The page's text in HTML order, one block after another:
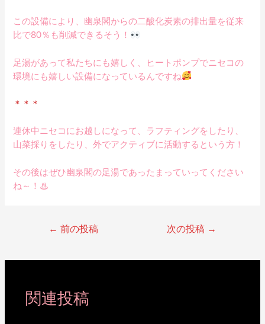
この設備により、幽泉閣からの二酸化炭素の排出量を従来
比で80％も削減できるそう！
足湯があって私たちにも嬉しく、ヒートポンプでニセコの
環境にも嬉しい設備になっているんですね
＊＊＊
連休中ニセコにお越しになって、ラフティングをしたり、
山菜採りをしたり、外でアクティブに活動するという方！
その後はぜひ幽泉閣の足湯であったまっていってください
ね～！♨
← 前の投稿 次の投稿 →
関連投稿